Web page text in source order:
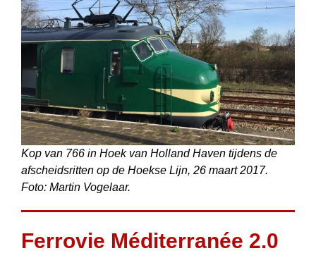
Kop van 766 in Hoek van Holland Haven tijdens de
afscheidsritten op de Hoekse Lijn, 26 maart 2017.
Foto: Martin Vogelaar.
Ferrovie Méditerranée 2.0